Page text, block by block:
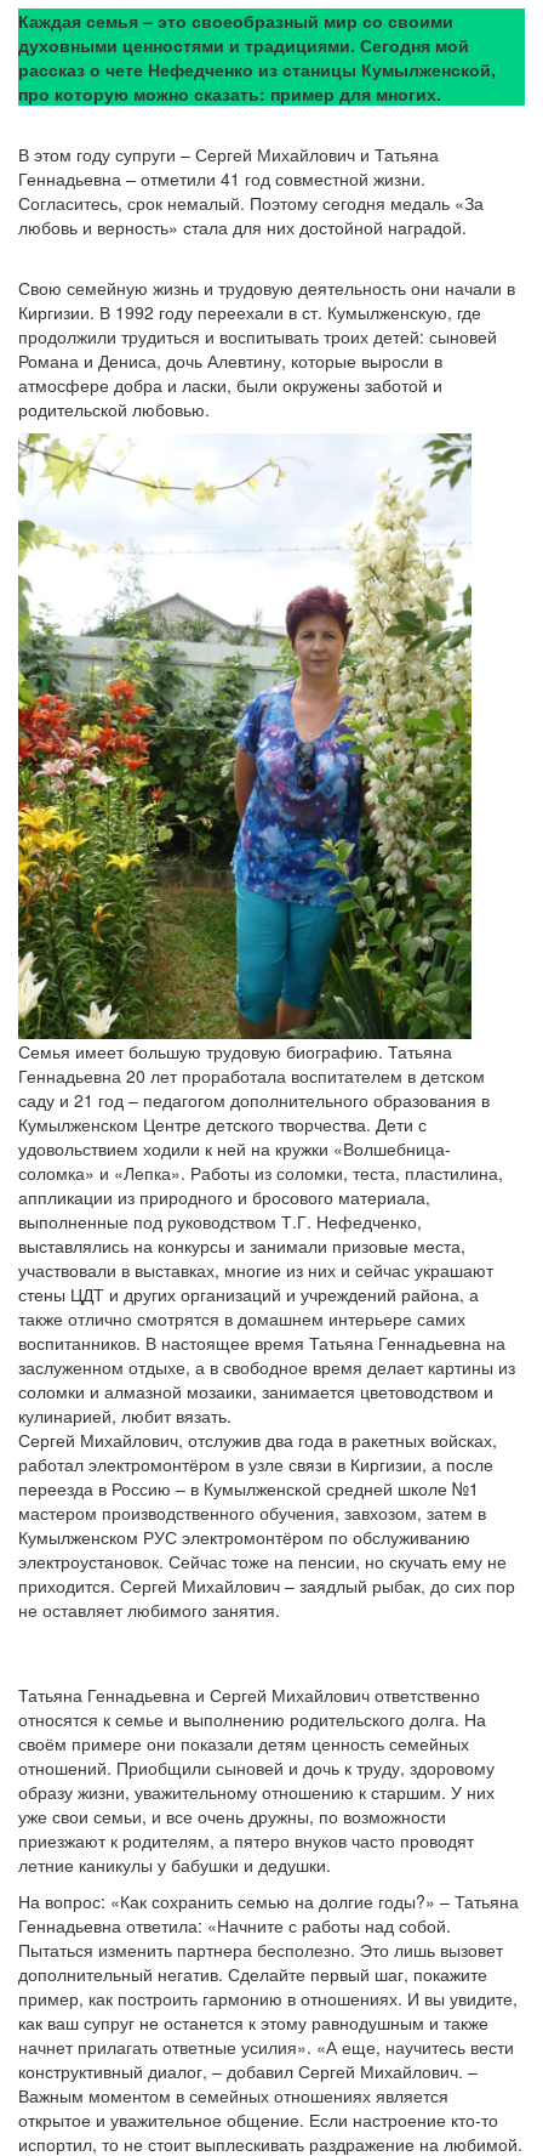
Каждая семья – это своеобразный мир со своими
духовными ценностями и традициями. Сегодня мой
рассказ о чете Нефедченко из станицы Кумылженской,
про которую можно сказать: пример для многих.
В этом году супруги – Сергей Михайлович и Татьяна
Геннадьевна – отметили 41 год совместной жизни.
Согласитесь, срок немалый. Поэтому сегодня медаль «За
любовь и верность» стала для них достойной наградой.
Свою семейную жизнь и трудовую деятельность они начали в
Киргизии. В 1992 году переехали в ст. Кумылженскую, где
продолжили трудиться и воспитывать троих детей: сыновей
Романа и Дениса, дочь Алевтину, которые выросли в
атмосфере добра и ласки, были окружены заботой и
родительской любовью.
Семья имеет большую трудовую биографию. Татьяна
Геннадьевна 20 лет проработала воспитателем в детском
саду и 21 год – педагогом дополнительного образования в
Кумылженском Центре детского творчества. Дети с
удовольствием ходили к ней на кружки «Волшебница-
соломка» и «Лепка». Работы из соломки, теста, пластилина,
аппликации из природного и бросового материала,
выполненные под руководством Т.Г. Нефедченко,
выставлялись на конкурсы и занимали призовые места,
участвовали в выставках, многие из них и сейчас украшают
стены ЦДТ и других организаций и учреждений района, а
также отлично смотрятся в домашнем интерьере самих
воспитанников. В настоящее время Татьяна Геннадьевна на
заслуженном отдыхе, а в свободное время делает картины из
соломки и алмазной мозаики, занимается цветоводством и
кулинарией, любит вязать.
Сергей Михайлович, отслужив два года в ракетных войсках,
работал электромонтёром в узле связи в Киргизии, а после
переезда в Россию – в Кумылженской средней школе №1
мастером производственного обучения, завхозом, затем в
Кумылженском РУС электромонтёром по обслуживанию
электроустановок. Сейчас тоже на пенсии, но скучать ему не
приходится. Сергей Михайлович – заядлый рыбак, до сих пор
не оставляет любимого занятия.
Татьяна Геннадьевна и Сергей Михайлович ответственно
относятся к семье и выполнению родительского долга. На
своём примере они показали детям ценность семейных
отношений. Приобщили сыновей и дочь к труду, здоровому
образу жизни, уважительному отношению к старшим. У них
уже свои семьи, и все очень дружны, по возможности
приезжают к родителям, а пятеро внуков часто проводят
летние каникулы у бабушки и дедушки.
На вопрос: «Как сохранить семью на долгие годы?» – Татьяна
Геннадьевна ответила: «Начните с работы над собой.
Пытаться изменить партнера бесполезно. Это лишь вызовет
дополнительный негатив. Сделайте первый шаг, покажите
пример, как построить гармонию в отношениях. И вы увидите,
как ваш супруг не останется к этому равнодушным и также
начнет прилагать ответные усилия». «А еще, научитесь вести
конструктивный диалог, – добавил Сергей Михайлович. –
Важным моментом в семейных отношениях является
открытое и уважительное общение. Если настроение кто-то
испортил, то не стоит выплескивать раздражение на любимой.